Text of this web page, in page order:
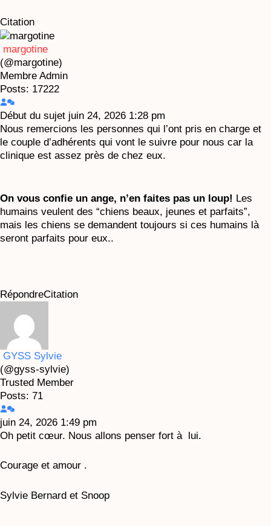
Citation
margotine
(@margotine)
Membre Admin
Posts: 17222
Début du sujet juin 24, 2026 1:28 pm
Nous remercions les personnes qui l’ont pris en charge et
le couple d’adhérents qui vont le suivre pour nous car la
clinique est assez près de chez eux.
On vous confie un ange, n’en faites pas un loup! Les
humains veulent des “chiens beaux, jeunes et parfaits”,
mais les chiens se demandent toujours si ces humains là
seront parfaits pour eux..
RépondreCitation
GYSS Sylvie
(@gyss-sylvie)
Trusted Member
Posts: 71
juin 24, 2026 1:49 pm
Oh petit cœur. Nous allons penser fort à lui.
Courage et amour .
Sylvie Bernard et Snoop